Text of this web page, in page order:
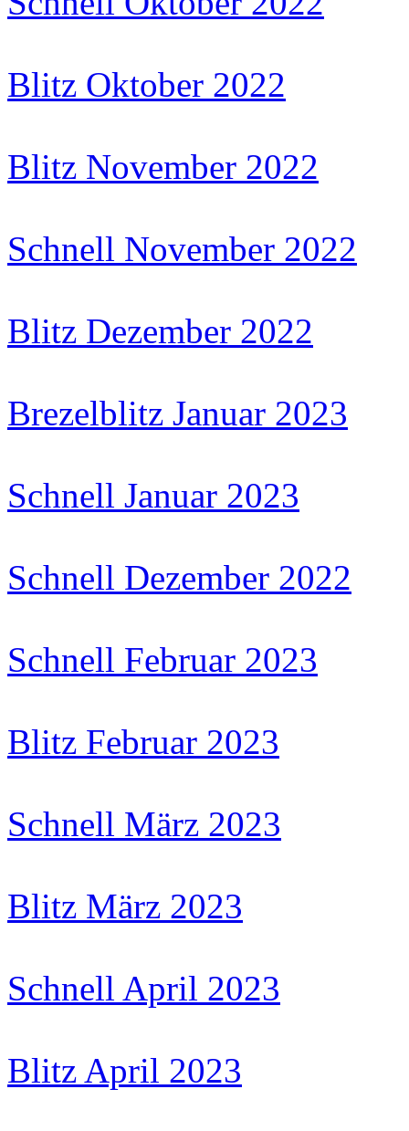
Blitz Oktober 2022
Blitz November 2022
Schnell November 2022
Blitz Dezember 2022
Brezelblitz Januar 2023
Schnell Januar 2023
Schnell Dezember 2022
Schnell Februar 2023
Blitz Februar 2023
Schnell März 2023
Blitz März 2023
Schnell April 2023
Blitz April 2023